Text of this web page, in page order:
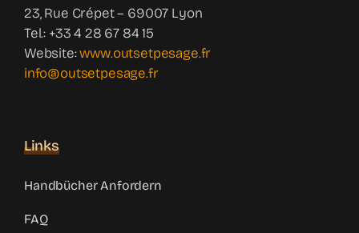
23, Rue Crépet – 69007 Lyon
Tel.: +33 4 28 67 84 15
Website:www.outsetpesage.fr
info@outsetpesage.fr
Links
Handbücher Anfordern
FAQ